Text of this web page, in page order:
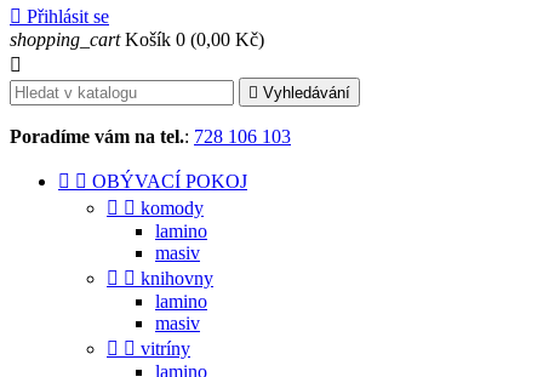
 Přihlásit se
shopping_cart Košík 0 (0,00 Kč)

 Vyhledávání
Poradíme vám na tel.: 728 106 103
  OBÝVACÍ POKOJ
  komody
lamino
masiv
  knihovny
lamino
masiv
  vitríny
lamino